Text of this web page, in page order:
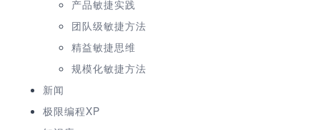
产品敏捷实践
团队级敏捷方法
精益敏捷思维
规模化敏捷方法
新闻
极限编程XP